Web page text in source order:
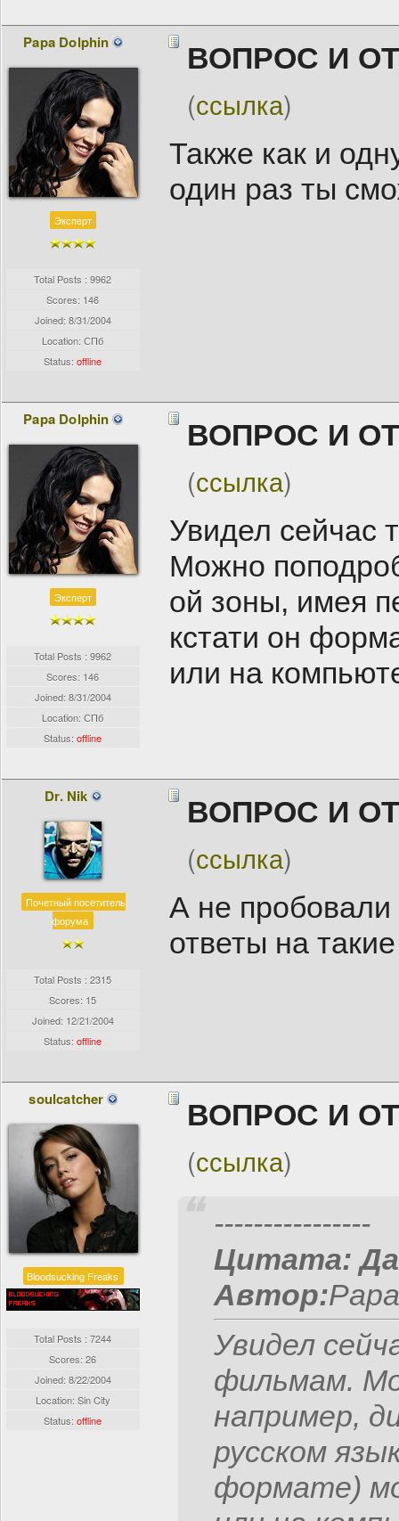
Papa Dolphin
Эксперт
Total Posts : 9962
Scores: 146
Joined: 8/31/2004
Location: СПб
Status:offline
ВОПРОС И
(ссылка)
Также как и
один раз ты
Papa Dolphin
Эксперт
Total Posts : 9962
Scores: 146
Joined: 8/31/2004
Location: СПб
Status:offline
ВОПРОС И
(ссылка)
Увидел сейчас
Можно
ой зоны, имея
кстати он
или на
Dr. Nik
Почетный посетитель
форума
Total Posts : 2315
Scores: 15
Joined: 12/21/2004
Status:offline
ВОПРОС И
(ссылка)
А не пробовали
ответы на
soulcatcher
Bloodsucking Freaks
Total Posts : 7244
Scores: 26
Joined: 8/22/2004
Location: Sin City
Status:offline
ВОПРОС И
(ссылка)
----------------
Цитата:
Автор:
Увидел
фильмам.
например,
русском
формате)